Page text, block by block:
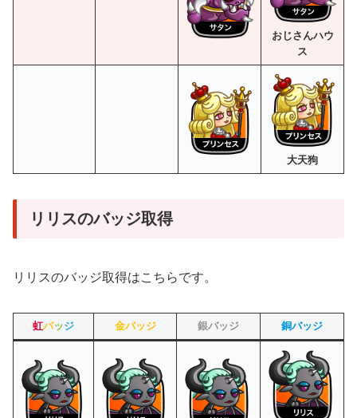
おじさんハウ
ス
大天狗
リリスのバッジ取得
リリスのバッジ取得はこちらです。
虹バッ ジ 金バッジ 銀バッジ 銅バッジ